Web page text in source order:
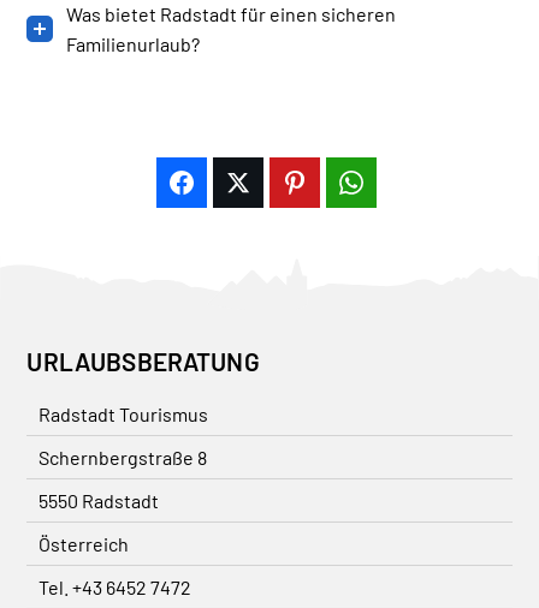
Was bietet Radstadt für einen sicheren
Familienurlaub?
URLAUBSBERATUNG
Radstadt Tourismus
Schernbergstraße 8
5550 Radstadt
Österreich
Tel. +43 6452 7472